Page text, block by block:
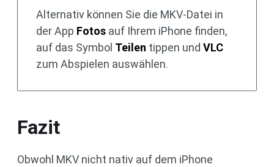
Alternativ können Sie die MKV-Datei in
der App Fotos auf Ihrem iPhone finden,
auf das Symbol Teilen tippen und VLC
zum Abspielen auswählen.
Fazit
Obwohl MKV nicht nativ auf dem iPhone